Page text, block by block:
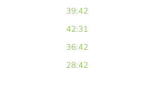
39:42
42:31
36:42
28:42